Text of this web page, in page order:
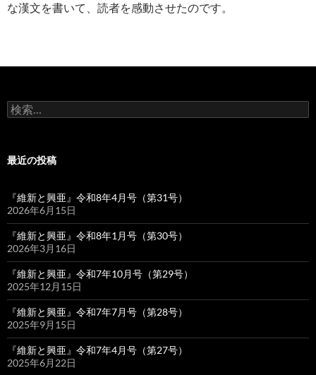
な漢文を書いて、読者を感動させたのです。
検
索:
最近の投稿
『維新と興亜』令和8年4月号（第31号）
2026年6月15日
『維新と興亜』令和8年1月号（第30号）
2026年3月16日
『維新と興亜』令和7年10月号（第29号）
2025年12月15日
『維新と興亜』令和7年7月号（第28号）
2025年9月15日
『維新と興亜』令和7年4月号（第27号）
2025年6月22日